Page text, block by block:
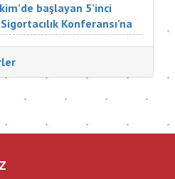
başlayan 5’inci
Konferansı’na
değerli katılımcılar
Derneği'nin
aç...